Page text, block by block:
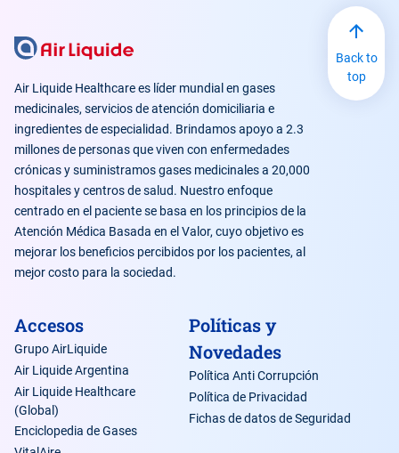
Air Liquide Healthcare es líder mundial en gases
medicinales, servicios de atención domiciliaria e
ingredientes de especialidad. Brindamos apoyo a 2.3
millones de personas que viven con enfermedades
crónicas y suministramos gases medicinales a 20,000
hospitales y centros de salud. Nuestro enfoque
centrado en el paciente se basa en los principios de la
Atención Médica Basada en el Valor, cuyo objetivo es
mejorar los beneficios percibidos por los pacientes, al
mejor costo para la sociedad.
Accesos
Grupo AirLiquide
Air Liquide Argentina
Air Liquide Healthcare
(Global)
Enciclopedia de Gases
Políticas y
Novedades
Política Anti Corrupción
Política de Privacidad
Fichas de datos de Seguridad
Back to
top